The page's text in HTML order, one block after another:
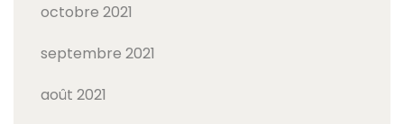
octobre 2021
septembre 2021
août 2021